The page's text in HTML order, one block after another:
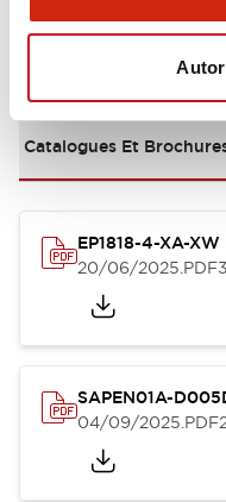
Documents et
Catalogues Et
EP1818-4-XA-XW
20/06/2025.PDF
SAPEN01A-
04/09/2025.PDF